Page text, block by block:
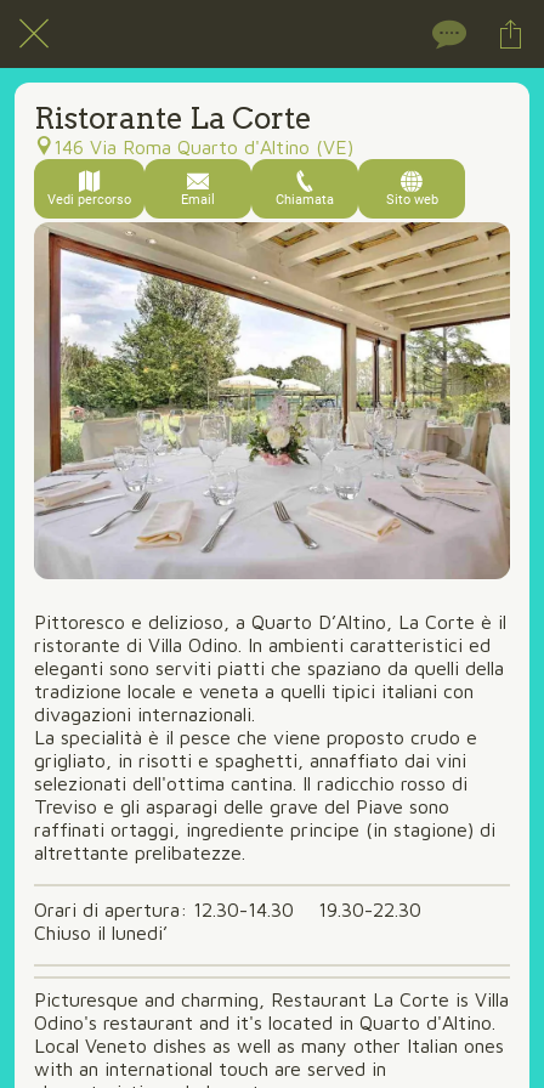
Ristorante La Corte
146 Via Roma Quarto d'Altino (VE)
Vedi percorso Email Chiamata Sito web
Pittoresco e delizioso, a Quarto D’Altino, La Corte è il
ristorante di Villa Odino. In ambienti caratteristici ed
eleganti sono serviti piatti che spaziano da quelli della
tradizione locale e veneta a quelli tipici italiani con
divagazioni internazionali.
La specialità è il pesce che viene proposto crudo e
grigliato, in risotti e spaghetti, annaffiato dai vini
selezionati dell'ottima cantina. Il radicchio rosso di
Treviso e gli asparagi delle grave del Piave sono
raffinati ortaggi, ingrediente principe (in stagione) di
altrettante prelibatezze.
Orari di apertura: 12.30-14.30 19.30-22.30
Chiuso il lunedi’
Picturesque and charming, Restaurant La Corte is Villa
Odino's restaurant and it's located in Quarto d'Altino.
Local Veneto dishes as well as many other Italian ones
with an international touch are served in